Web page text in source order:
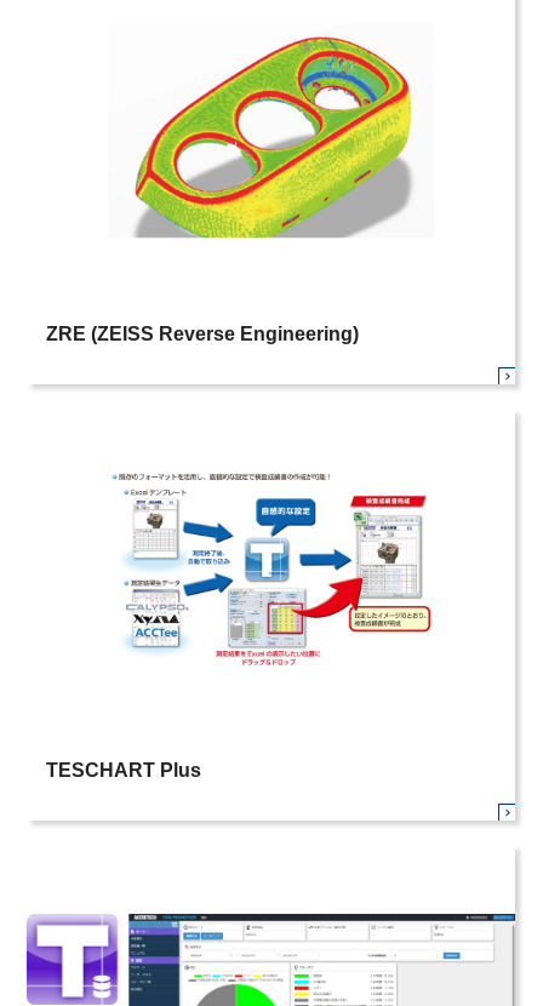
ZRE (ZEISS Reverse Engineering)
TESCHART Plus